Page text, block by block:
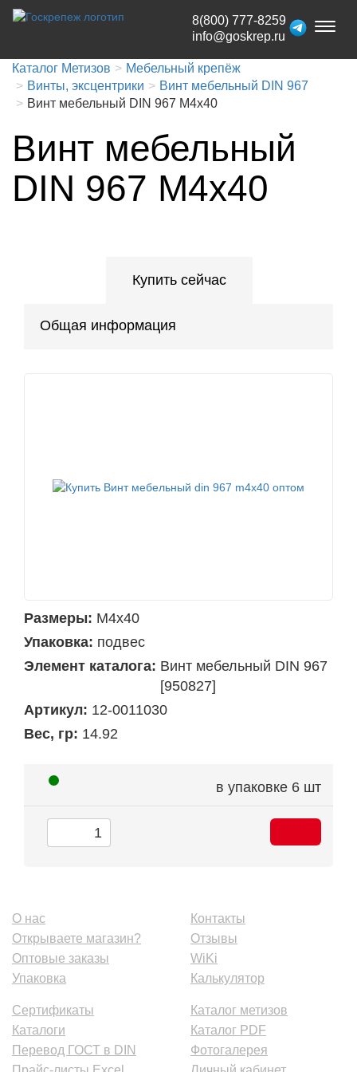
Toggle
8(800) 777-8259
info@goskrep.ru
Каталог Метизов
Мебельный крепёж
Винты, эксцентрики
Винт мебельный DIN 967
Винт мебельный DIN 967 M4х40
Винт мебельный
DIN 967 M4х40
Купить сейчас
Общая информация
Размеры: М4х40
Упаковка: подвес
Элемент каталога: Винт мебельный DIN 967
[950827]
Артикул: 12-0011030
Вес, гр: 14.92
в упаковке 6 шт
О нас
Открываете магазин?
Оптовые заказы
Упаковка
Контакты
Отзывы
WiKi
Калькулятор
Сертификаты
Каталоги
Перевод ГОСТ в DIN
Каталог метизов
Каталог PDF
Фотогалерея